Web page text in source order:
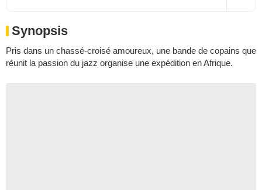
Synopsis
Pris dans un chassé-croisé amoureux, une bande de copains que
réunit la passion du jazz organise une expédition en Afrique.